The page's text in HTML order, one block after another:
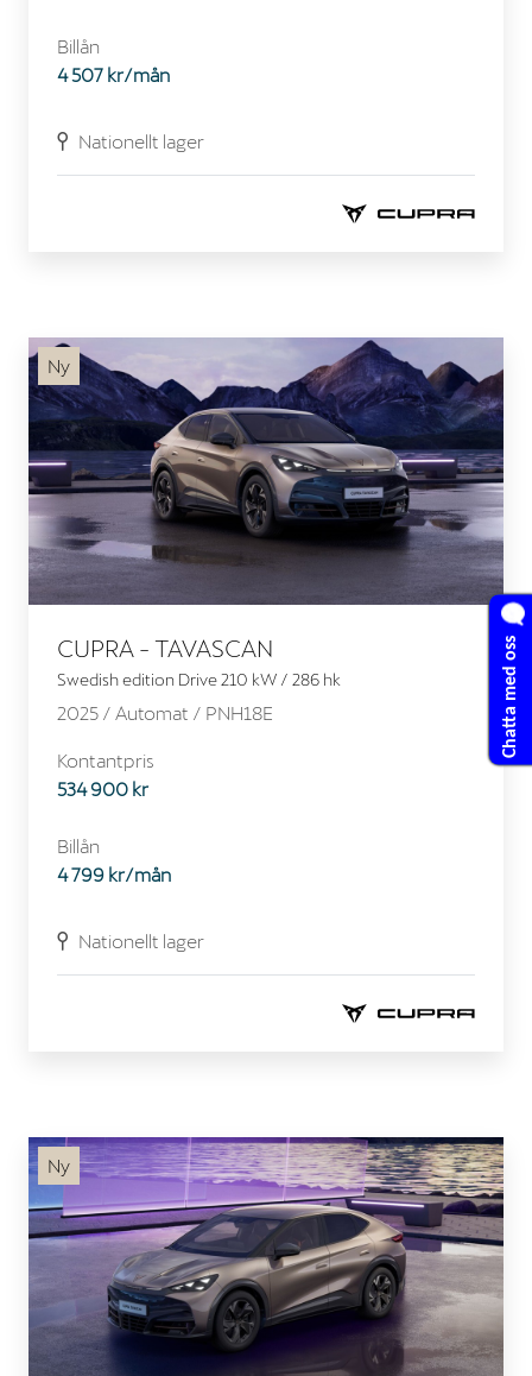
Billån
4 507 kr/mån
Nationellt lager
Ny
CUPRA - TAVASCAN
Swedish edition Drive 210 kW / 286 hk
2025 / Automat / PNH18E
Kontantpris
534 900 kr
Billån
4 799 kr/mån
Nationellt lager
Ny
Chatta med oss